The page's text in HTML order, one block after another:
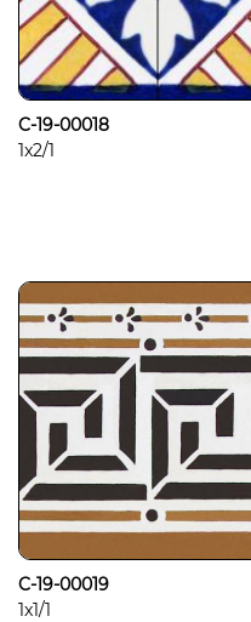
C-19-00018
1x2/1
C-19-00019
1x1/1